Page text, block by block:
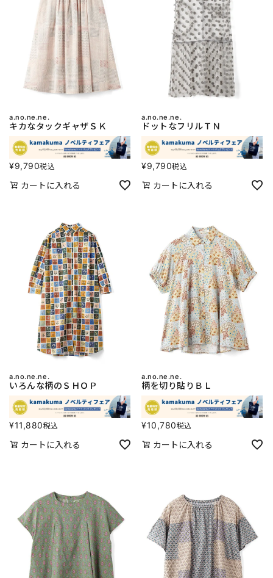
a.no.ne.ne.
キカなタックギャザＳＫ
¥9,790税込
カートに入れる
a.no.ne.ne.
ドットなフリルＴＮ
¥9,790税込
カートに入れる
a.no.ne.ne.
いろんな柄のＳＨＯＰ
¥11,880税込
カートに入れる
a.no.ne.ne.
柄を切り貼りＢＬ
¥10,780税込
カートに入れる